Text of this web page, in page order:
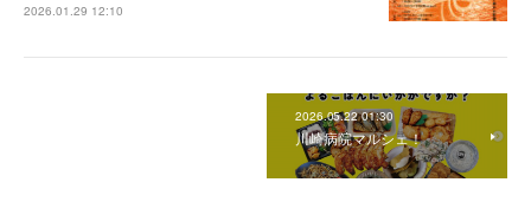
2026.01.29 12:10
2026.05.22 01:30
川崎病院マルシェ！